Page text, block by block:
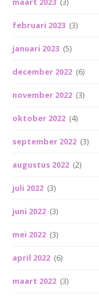
februari 2023 (3)
januari 2023 (5)
december 2022 (6)
november 2022 (3)
oktober 2022 (4)
september 2022 (3)
augustus 2022 (2)
juli 2022 (3)
juni 2022 (3)
mei 2022 (3)
april 2022 (6)
maart 2022 (3)